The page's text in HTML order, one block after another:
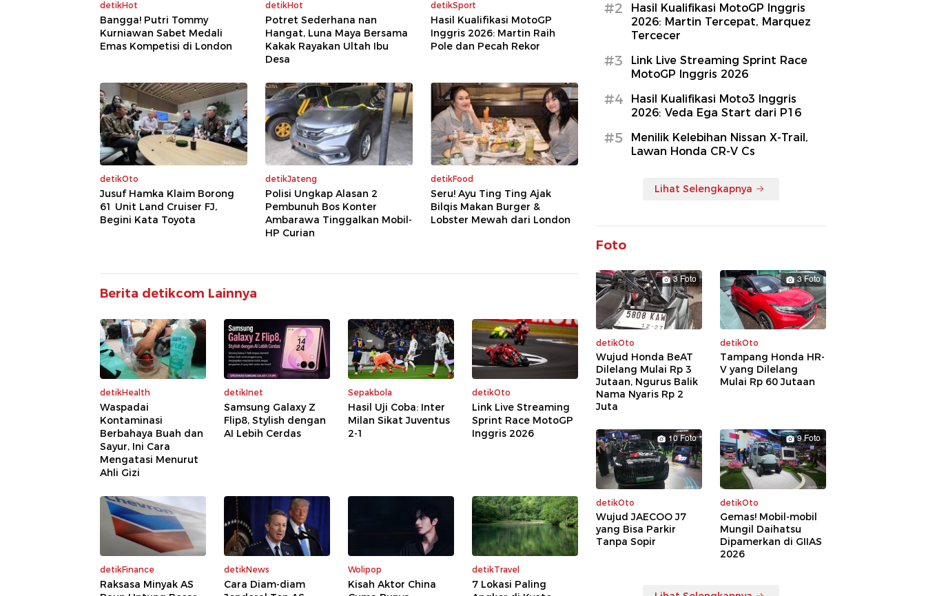
detikHot
Bangga! Putri Tommy
Kurniawan Sabet Medali
Emas Kompetisi di London
detikHot
Potret Sederhana nan
Hangat, Luna Maya Bersama
Kakak Rayakan Ultah Ibu
Desa
detikSport
Hasil Kualifikasi MotoGP
Inggris 2026: Martin Raih
Pole dan Pecah Rekor
detikOto
Jusuf Hamka Klaim Borong
61 Unit Land Cruiser FJ,
Begini Kata Toyota
detikJateng
Polisi Ungkap Alasan 2
Pembunuh Bos Konter
Ambarawa Tinggalkan Mobil-
HP Curian
detikFood
Seru! Ayu Ting Ting Ajak
Bilqis Makan Burger &
Lobster Mewah dari London
Berita detikcom Lainnya
detikHealth
Waspadai
Kontaminasi
Berbahaya Buah dan
Sayur, Ini Cara
Mengatasi Menurut
Ahli Gizi
detikInet
Samsung Galaxy Z
Flip8, Stylish dengan
AI Lebih Cerdas
Sepakbola
Hasil Uji Coba: Inter
Milan Sikat Juventus
2-1
detikOto
Link Live Streaming
Sprint Race MotoGP
Inggris 2026
detikFinance
Raksasa Minyak AS
detikNews
Cara Diam-diam
Wolipop
Kisah Aktor China
detikTravel
7 Lokasi Paling
#2
Hasil Kualifikasi MotoGP Inggris
2026: Martin Tercepat, Marquez
Tercecer
#3
Link Live Streaming Sprint Race
MotoGP Inggris 2026
#4
Hasil Kualifikasi Moto3 Inggris
2026: Veda Ega Start dari P16
#5
Menilik Kelebihan Nissan X-Trail,
Lawan Honda CR-V Cs
Lihat Selengkapnya
Foto
3 Foto
detikOto
Wujud Honda BeAT
Dilelang Mulai Rp 3
Jutaan, Ngurus Balik
Nama Nyaris Rp 2
Juta
3 Foto
detikOto
Tampang Honda HR-
V yang Dilelang
Mulai Rp 60 Jutaan
10 Foto
detikOto
Wujud JAECOO J7
yang Bisa Parkir
Tanpa Sopir
9 Foto
detikOto
Gemas! Mobil-mobil
Mungil Daihatsu
Dipamerkan di GIIAS
2026